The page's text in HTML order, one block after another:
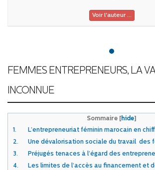
Voir l'auteur ...
FEMMES ENTREPRENEURS, LA
INCONNUE
Sommaire [hide]
1.
L’entrepreneuriat féminin marocain en
2.
Une dévalorisation sociale du travail des
3.
Préjugés tenaces à l’égard des
4.
Les limites de l’accès au financement et